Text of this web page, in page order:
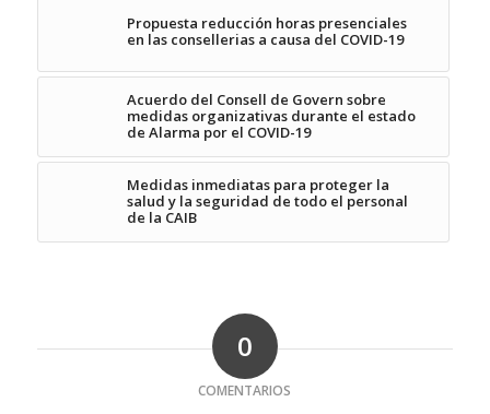
Propuesta reducción horas presenciales
en las consellerias a causa del COVID-19
Acuerdo del Consell de Govern sobre
medidas organizativas durante el estado
de Alarma por el COVID-19
Medidas inmediatas para proteger la
salud y la seguridad de todo el personal
de la CAIB
0
COMENTARIOS